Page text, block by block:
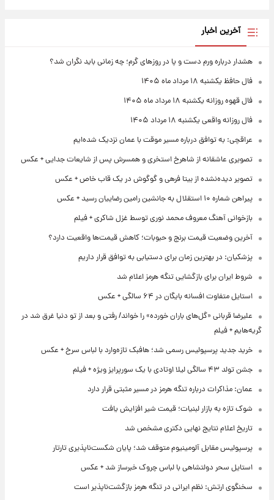
آخرین اخبار
هشدار درباره ورم دست و پا در روزهای گرم؛ چه زمانی باید نگران شد؟
فال حافظ یکشنبه ۱۸ مرداد ماه ۱۴۰۵
فال قهوه روزانه یکشنبه ۱۸ مرداد ماه ۱۴۰۵
فال روزانه واقعی یکشنبه ۱۸ مرداد ۱۴۰۵
عراقچی: به توافق درباره مسیر موقت با عمان نزدیک شده‌ایم
تصویری عاشقانه از شاهرخ استخری و همسرش پس از شایعات جدایی + عکس
تصویر دیده‌نشده از بیتا فرهی و گوگوش در یک قاب خاص + عکس
پیراهن شماره ۱۰ استقلال به جانشین رامین رضاییان رسید + عکس
بازخوانی آهنگ معروف محمد نوری توسط غزل شاکری + فیلم
آخرین وضعیت قیمت برنج و حبوبات؛ کاهش قیمت‌ها واقعیت دارد؟
پزشکیان: در بهترین زمان برای دستیابی به توافق قرار داریم
شروط ایران برای بازگشایی تنگه هرمز اعلام شد
استایل متفاوت افسانه بایگان در ۶۴ سالگی + عکس
علیرضا قربانی «گل‌های باران خورده» را خواند/ رفتی و بعد از تو دنیا غرق شد در
گریه‌هایم + فیلم
خرید جدید پرسپولیس رسمی شد؛ هافبک تازه‌وارد با لباس سرخ + عکس
جشن تولد ۴۳ سالگی لیلا اوتادی با یک سورپرایز ویژه + فیلم
عمان: مذاکرات درباره تنگه هرمز در مسیر مثبتی قرار دارد
شوک تازه به بازار لبنیات؛ قیمت شیر افزایش یافت
تاریخ اعلام نتایج نهایی دکتری مشخص شد
پرسپولیس مقابل آلومینیوم متوقف شد؛ پایان شکست‌ناپذیری تارتار
استایل سحر دولتشاهی با لباس چروک خبرساز شد + عکس
سخنگوی ارتش: نظم ایرانی در تنگه هرمز بازگشت‌ناپذیر است